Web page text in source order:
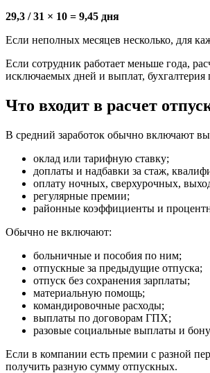
29,3 / 31 × 10 = 9,45 дня
Если неполных месяцев несколько, для
Если сотрудник работает меньше года,
исключаемых дней и выплат,
Что входит в расчет
В средний заработок обычно включают
оклад или тарифную ставку;
доплаты и надбавки за стаж,
оплату ночных, сверхурочных,
регулярные премии;
районные коэффициенты и
Обычно не включают:
больничные и пособия по ним;
отпускные за предыдущие отпуска;
отпуск без сохранения зарплаты;
материальную помощь;
командировочные расходы;
выплаты по договорам ГПХ;
разовые социальные выплаты и
Если в компании есть премии с разной
получить разную сумму отпускных.